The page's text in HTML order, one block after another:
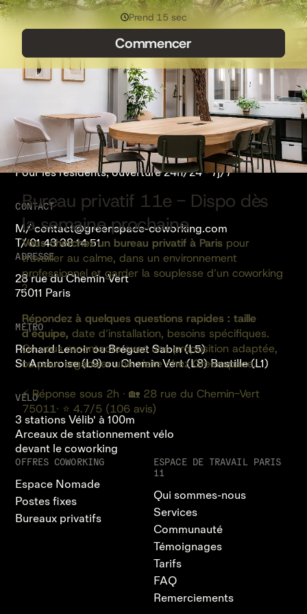
FR
HORAIRES D'ACCUEIL
Du lundi au vendredi de 9h à 18h
Pour les résidents, ouverture 24h/24 - 7j/7
CONTACT
M/contact@greenspace-coworking.com
T/01 43 38 14 51
ADRESSE
28 rue du Chemin Vert
75011 Paris
MÉTRO
Richard Lenoir ou Bréguet Sabin (L5)
St Ambroise (L9) ou Chemin Vert (L8) Bastille (L1)
VÉLO
3 stations Vélib' à 100m
Arceaux de stationnement vélo
devant le coworking
OFFRES COWORKING
Espace Nomade
Postes fixes
Bureaux privatifs
ESPACE DE TRAVAIL PARIS
11
Qui sommes-nous
Services
Communauté
Témoignages
Tarifs
FAQ
Remerciements